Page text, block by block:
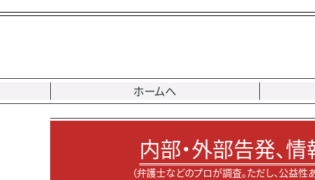
ホームへ
内部・外部告発、情
（弁護士などのプロが調査。ただし、公益性